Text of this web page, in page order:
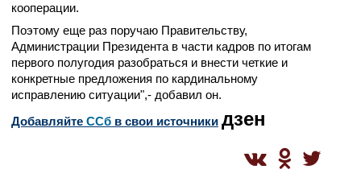
кооперации.
Поэтому еще раз поручаю Правительству,
Администрации Президента в части кадров по итогам
первого полугодия разобраться и внести четкие и
конкретные предложения по кардинальному
исправлению ситуации",- добавил он.
Добавляйте CСб в свои источники дзен